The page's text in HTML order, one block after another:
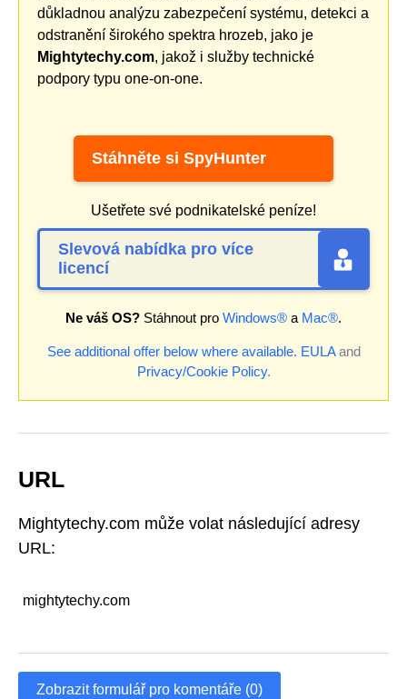
důkladnou analýzu zabezpečení systému, detekci a
odstranění širokého spektra hrozeb, jako je
Mightytechy.com, jakož i služby technické
podpory typu one-on-one.
Stáhněte si SpyHunter
Ušetřete své podnikatelské peníze!
Slevová nabídka pro více
licencí
Ne váš OS? Stáhnout pro Windows® a Mac®.
See additional offer below where available. EULAand
Privacy/Cookie Policy.
URL
Mightytechy.com může volat následující adresy
URL:
mightytechy.com
Zobrazit formulář pro komentáře (0)